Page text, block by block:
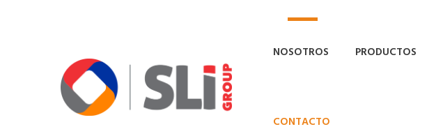
NOSOTROS PRODUCTOS
CONTACTO